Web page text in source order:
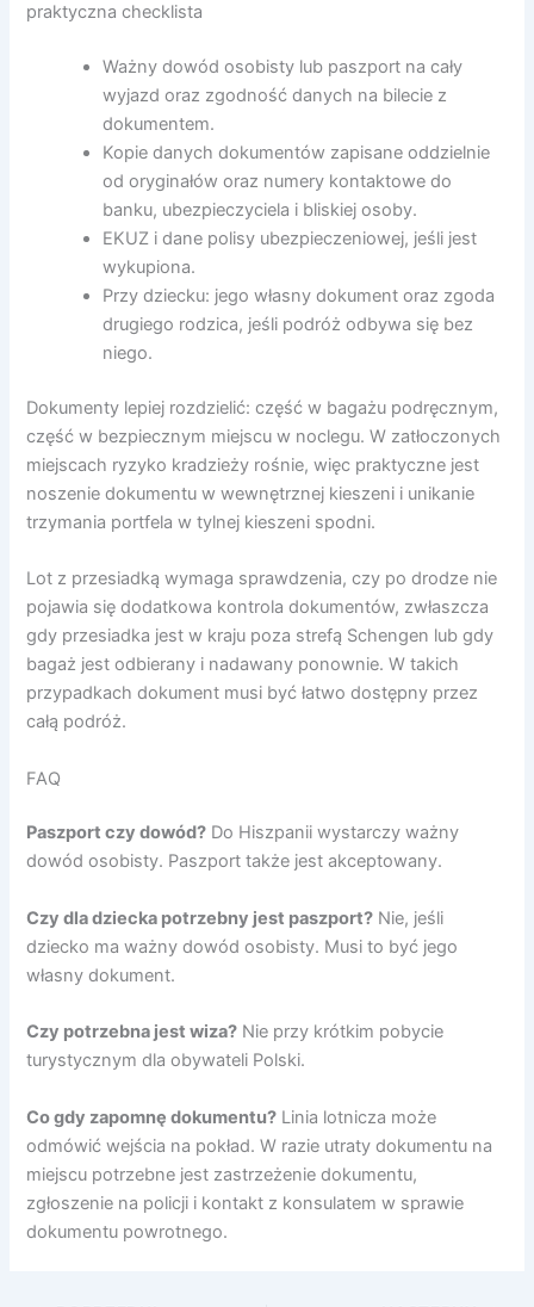
praktyczna checklista
Ważny dowód osobisty lub paszport na cały
wyjazd oraz zgodność danych na bilecie z
dokumentem.
Kopie danych dokumentów zapisane oddzielnie
od oryginałów oraz numery kontaktowe do
banku, ubezpieczyciela i bliskiej osoby.
EKUZ i dane polisy ubezpieczeniowej, jeśli jest
wykupiona.
Przy dziecku: jego własny dokument oraz zgoda
drugiego rodzica, jeśli podróż odbywa się bez
niego.
Dokumenty lepiej rozdzielić: część w bagażu podręcznym,
część w bezpiecznym miejscu w noclegu. W zatłoczonych
miejscach ryzyko kradzieży rośnie, więc praktyczne jest
noszenie dokumentu w wewnętrznej kieszeni i unikanie
trzymania portfela w tylnej kieszeni spodni.
Lot z przesiadką wymaga sprawdzenia, czy po drodze nie
pojawia się dodatkowa kontrola dokumentów, zwłaszcza
gdy przesiadka jest w kraju poza strefą Schengen lub gdy
bagaż jest odbierany i nadawany ponownie. W takich
przypadkach dokument musi być łatwo dostępny przez
całą podróż.
FAQ
Paszport czy dowód? Do Hiszpanii wystarczy ważny
dowód osobisty. Paszport także jest akceptowany.
Czy dla dziecka potrzebny jest paszport? Nie, jeśli
dziecko ma ważny dowód osobisty. Musi to być jego
własny dokument.
Czy potrzebna jest wiza? Nie przy krótkim pobycie
turystycznym dla obywateli Polski.
Co gdy zapomnę dokumentu? Linia lotnicza może
odmówić wejścia na pokład. W razie utraty dokumentu na
miejscu potrzebne jest zastrzeżenie dokumentu,
zgłoszenie na policji i kontakt z konsulatem w sprawie
dokumentu powrotnego.